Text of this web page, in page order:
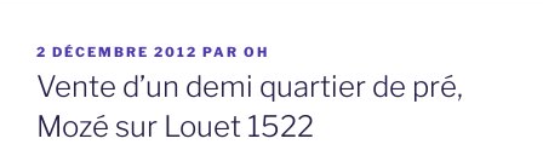
PUBLIÉ
LE
2 DÉCEMBRE 2012 PAR OH
Vente d’un demi quartier de pré,
Mozé sur Louet 1522